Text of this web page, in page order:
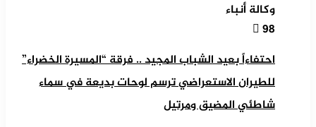
وكالة أنباء
98
احتفاءاً بعيد الشباب المجيد .. فرقة “المسيرة الخضراء”
للطيران الاستعراضي ترسم لوحات بديعة في سماء
شاطئي المضيق ومرتيل